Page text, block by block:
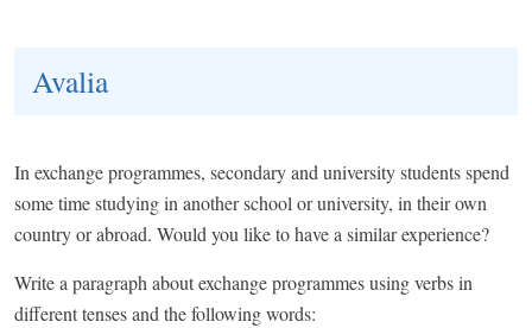
Avalia
In exchange programmes, secondary and university students spend
some time studying in another school or university, in their own
country or abroad. Would you like to have a similar experience?
Write a paragraph about exchange programmes using verbs in
different tenses and the following words: